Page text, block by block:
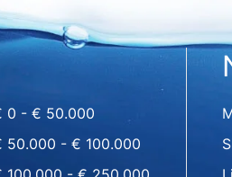
0 - € 50.000
50.000 - € 100.000